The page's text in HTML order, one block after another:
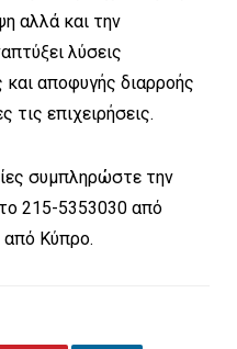
αλλά και την
λύσεις
αποφυγής διαρροής
τις επιχειρήσεις.
συμπληρώστε την
215-5353030 από
Κύπρο.